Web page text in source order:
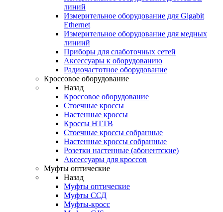
линий
Измерительное оборудование для Gigabit
Ethernet
Измерительное оборудование для медных
линиий
Приборы для слаботочных сетей
Аксессуары к оборудованию
Радиочастотное оборудование
Кроссовое оборудование
Назад
Кроссовое оборудование
Стоечные кроссы
Настенные кроссы
Кроссы HTTB
Стоечные кроссы собранные
Настенные кроссы собранные
Розетки настенные (абонентские)
Аксессуары для кроссов
Муфты оптические
Назад
Муфты оптические
Муфты ССД
Муфты-кросс